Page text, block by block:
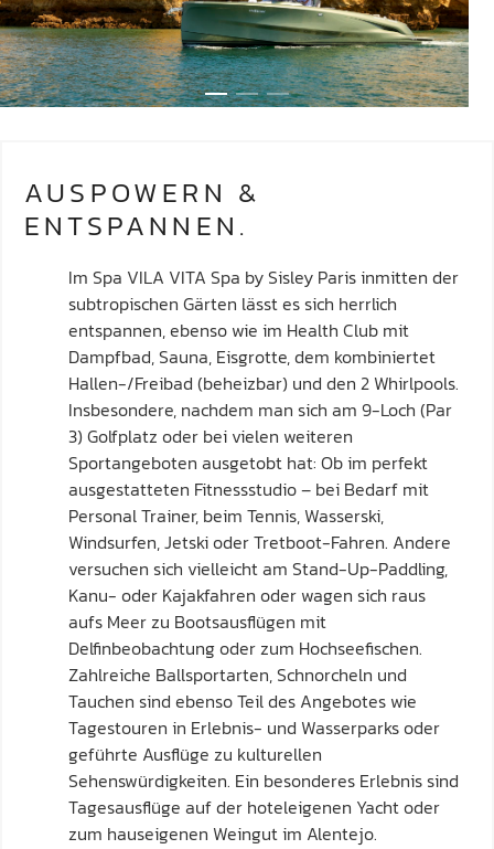
AUSPOWERN &
ENTSPANNEN.
Im Spa VILA VITA Spa by Sisley Paris inmitten der
subtropischen Gärten lässt es sich herrlich
entspannen, ebenso wie im Health Club mit
Dampfbad, Sauna, Eisgrotte, dem kombiniertet
Hallen-/Freibad (beheizbar) und den 2 Whirlpools.
Insbesondere, nachdem man sich am 9-Loch (Par
3) Golfplatz oder bei vielen weiteren
Sportangeboten ausgetobt hat: Ob im perfekt
ausgestatteten Fitnessstudio – bei Bedarf mit
Personal Trainer, beim Tennis, Wasserski,
Windsurfen, Jetski oder Tretboot-Fahren. Andere
versuchen sich vielleicht am Stand-Up-Paddling,
Kanu- oder Kajakfahren oder wagen sich raus
aufs Meer zu Bootsausflügen mit
Delfinbeobachtung oder zum Hochseefischen.
Zahlreiche Ballsportarten, Schnorcheln und
Tauchen sind ebenso Teil des Angebotes wie
Tagestouren in Erlebnis- und Wasserparks oder
geführte Ausflüge zu kulturellen
Sehenswürdigkeiten. Ein besonderes Erlebnis sind
Tagesausflüge auf der hoteleigenen Yacht oder
zum hauseigenen Weingut im Alentejo.